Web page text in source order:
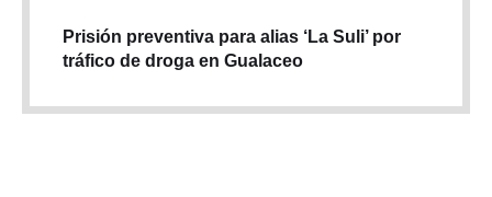
Prisión preventiva para alias ‘La Suli’ por
tráfico de droga en Gualaceo